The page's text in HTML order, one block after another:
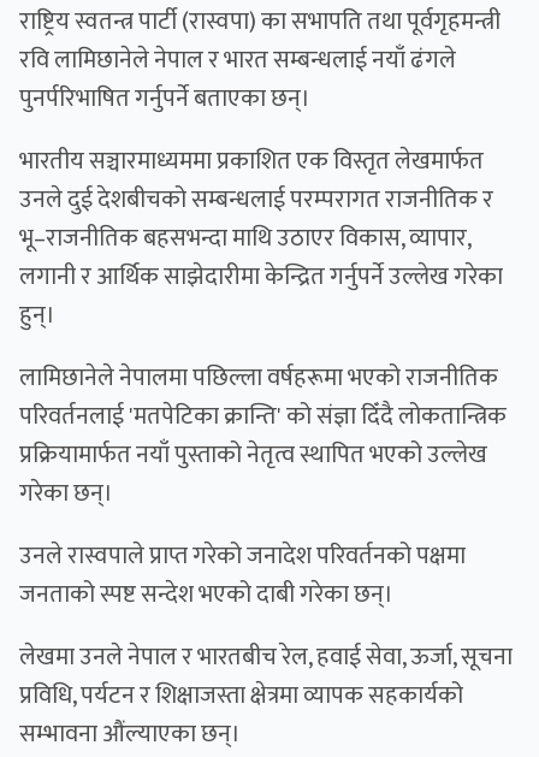
राष्ट्रिय स्वतन्त्र पार्टी (रास्वपा) का सभापति तथा पूर्वगृहमन्त्री
रवि लामिछानेले नेपाल र भारत सम्बन्धलाई नयाँ ढंगले
पुनर्परिभाषित गर्नुपर्ने बताएका छन्।
भारतीय सञ्चारमाध्यममा प्रकाशित एक विस्तृत लेखमार्फत
उनले दुई देशबीचको सम्बन्धलाई परम्परागत राजनीतिक र
भू–राजनीतिक बहसभन्दा माथि उठाएर विकास, व्यापार,
लगानी र आर्थिक साझेदारीमा केन्द्रित गर्नुपर्ने उल्लेख गरेका
हुन्।
लामिछानेले नेपालमा पछिल्ला वर्षहरूमा भएको राजनीतिक
परिवर्तनलाई 'मतपेटिका क्रान्ति' को संज्ञा दिँदै लोकतान्त्रिक
प्रक्रियामार्फत नयाँ पुस्ताको नेतृत्व स्थापित भएको उल्लेख
गरेका छन्।
उनले रास्वपाले प्राप्त गरेको जनादेश परिवर्तनको पक्षमा
जनताको स्पष्ट सन्देश भएको दाबी गरेका छन्।
लेखमा उनले नेपाल र भारतबीच रेल, हवाई सेवा, ऊर्जा, सूचना
प्रविधि, पर्यटन र शिक्षाजस्ता क्षेत्रमा व्यापक सहकार्यको
सम्भावना औंल्याएका छन्।